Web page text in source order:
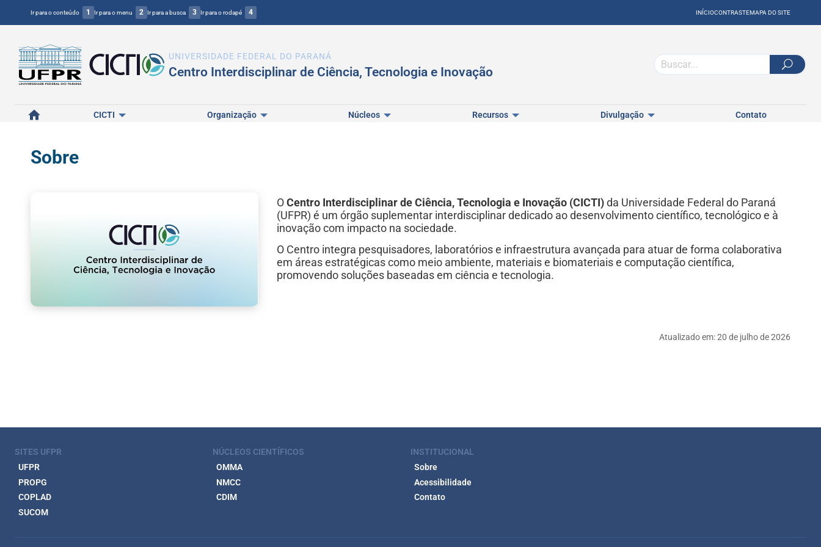
Ir para o conteúdo 1 Ir para o menu 2 Ir para a busca 3 Ir para o rodapé 4 INÍCIOCONTRASTEMAPA DO SITE
UNIVERSIDADE FEDERAL DO PARANÁ
Centro Interdisciplinar de Ciência, Tecnologia e Inovação
Home CICTI Organização Núcleos Recursos Divulgação Contato
Sobre
OCentro Interdisciplinar de Ciência, Tecnologia e Inovação (CICTI) da Universidade Federal do Paraná
(UFPR) é um órgão suplementar interdisciplinar dedicado ao desenvolvimento científico, tecnológico e à
inovação com impacto na sociedade.
O Centro integra pesquisadores, laboratórios e infraestrutura avançada para atuar de forma colaborativa
em áreas estratégicas como meio ambiente, materiais e biomateriais e computação científica,
promovendo soluções baseadas em ciência e tecnologia.
Atualizado em:20 de julho de 2026
SITES UFPR
UFPR
PROPG
COPLAD
SUCOM
NÚCLEOS CIENTÍFICOS
OMMA
NMCC
CDIM
INSTITUCIONAL
Sobre
Acessibilidade
Contato